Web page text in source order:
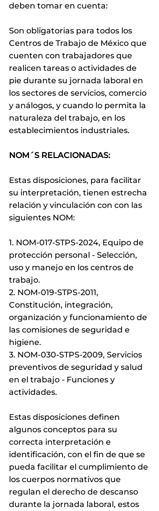
deben tomar en cuenta:
Son obligatorias para todos los
Centros de Trabajo de México que
cuenten con trabajadores que
realicen tareas o actividades de
pie durante su jornada laboral en
los sectores de servicios, comercio
y análogos, y cuando lo permita la
naturaleza del trabajo, en los
establecimientos industriales.
NOM´S RELACIONADAS:
Estas disposiciones, para facilitar
su interpretación, tienen estrecha
relación y vinculación con con las
siguientes NOM:
1. NOM-017-STPS-2024, Equipo de
protección personal - Selección,
uso y manejo en los centros de
trabajo.
2. NOM-019-STPS-2011,
Constitución, integración,
organización y funcionamiento de
las comisiones de seguridad e
higiene.
3. NOM-030-STPS-2009, Servicios
preventivos de seguridad y salud
en el trabajo - Funciones y
actividades.
Estas disposiciones definen
algunos conceptos para su
correcta interpretación e
identificación, con el fin de que se
pueda facilitar el cumplimiento de
los cuerpos normativos que
regulan el derecho de descanso
durante la jornada laboral, estos